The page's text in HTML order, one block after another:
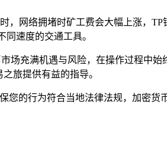
，网络拥堵时矿工费会大幅上涨，
速度的交通工具。
充满机遇与风险，在操作过程中
旅提供有益的指导。
的行为符合当地法律法规，加密